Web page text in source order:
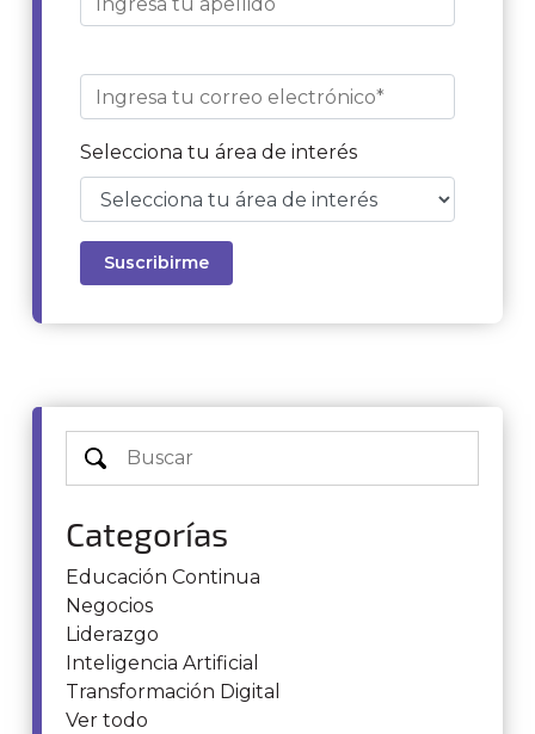
Categorías
Educación Continua
Negocios
Liderazgo
Inteligencia Artificial
Transformación Digital
Ver todo
Selecciona tu área de interés